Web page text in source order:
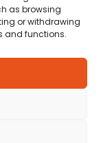
as browsing
or withdrawing
and functions.
digitais